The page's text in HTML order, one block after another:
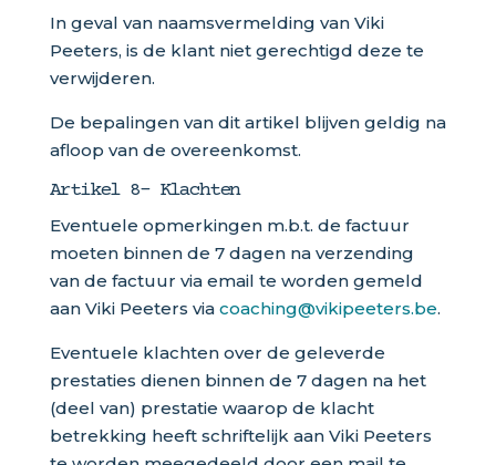
In geval van naamsvermelding van Viki
Peeters, is de klant niet gerechtigd deze te
verwijderen.
De bepalingen van dit artikel blijven geldig na
afloop van de overeenkomst.
Artikel 8- Klachten
Eventuele opmerkingen m.b.t. de factuur
moeten binnen de 7 dagen na verzending
van de factuur via email te worden gemeld
aan Viki Peeters via coaching@vikipeeters.be.
Eventuele klachten over de geleverde
prestaties dienen binnen de 7 dagen na het
(deel van) prestatie waarop de klacht
betrekking heeft schriftelijk aan Viki Peeters